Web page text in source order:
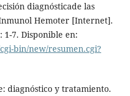
diagnósticade las
Hemoter [Internet].
1-7. Disponible en:
bin/new/resumen.cgi?
diagnóstico y tratamiento.